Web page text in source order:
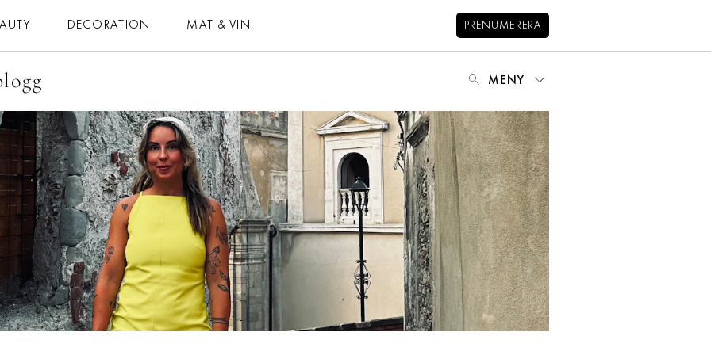
DECORATION MAT & VIN PRENUMERERA
MAT & VIN
MAT
DRYCK
BAKNING
VEGETARISKT
RECEPT
VIDEO
– DAGENS
– MÅNADENS
– ÅRETS
ELLE-GALAN
NÖJE
LIFESTYLE
HÄLSA
BALANS
KIDS
KONTAKT
OM OSS
OM COOKIES
HANTERA PREFERENSER
MENY